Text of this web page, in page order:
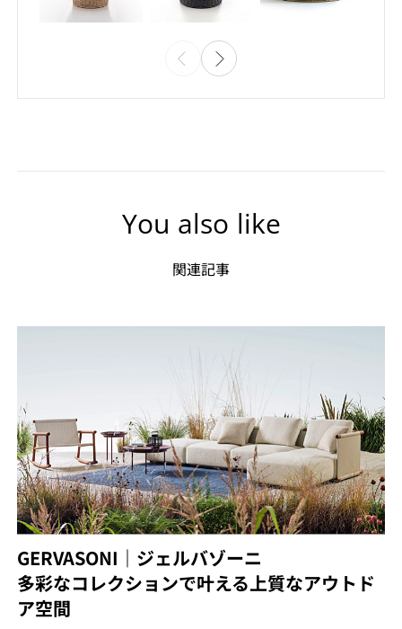
You also like
関連記事
GERVASONI｜ジェルバゾーニ
多彩なコレクションで叶える上質なアウトド
ア空間